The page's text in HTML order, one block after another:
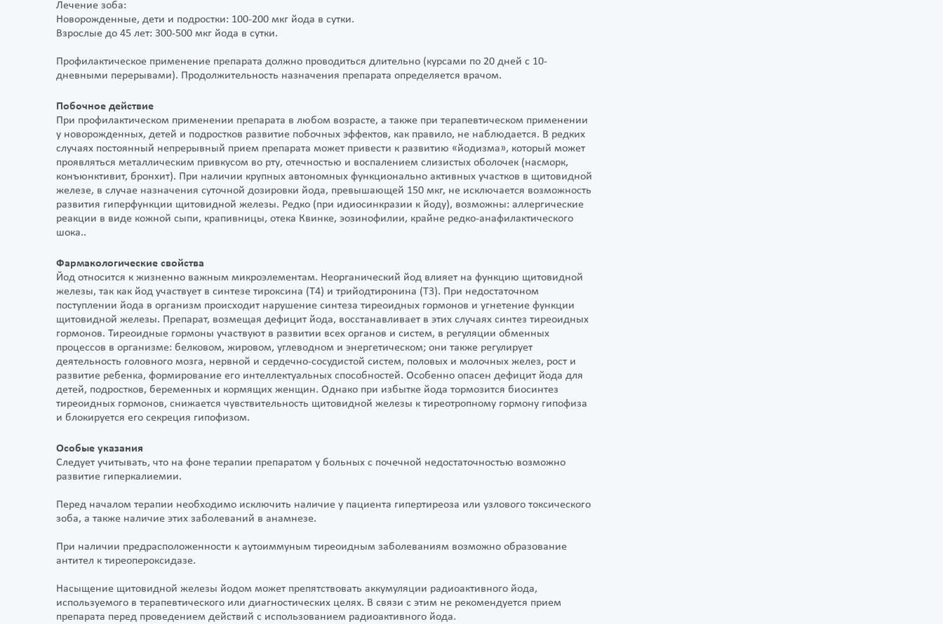
Лечение зоба:
Новорожденные, дети и подростки: 100-200 мкг йода в сутки.
Взрослые до 45 лет: 300-500 мкг йода в сутки.
Профилактическое применение препарата должно проводиться длительно (курсами по 20 дней с 10-
дневными перерывами). Продолжительность назначения препарата определяется врачом.
Побочное действие
При профилактическом применении препарата в любом возрасте, а также при терапевтическом применении
у новорожденных, детей и подростков развитие побочных эффектов, как правило, не наблюдается. В редких
случаях постоянный непрерывный прием препарата может привести к развитию «йодизма», который может
проявляться металлическим привкусом во рту, отечностью и воспалением слизистых оболочек (насморк,
конъюнктивит, бронхит). При наличии крупных автономных функционально активных участков в щитовидной
железе, в случае назначения суточной дозировки йода, превышающей 150 мкг, не исключается возможность
развития гиперфункции щитовидной железы. Редко (при идиосинкразии к йоду), возможны: аллергические
реакции в виде кожной сыпи, крапивницы, отека Квинке, эозинофилии, крайне редко-анафилактического
шока..
Фармакологические свойства
Йод относится к жизненно важным микроэлементам. Неорганический йод влияет на функцию щитовидной
железы, так как йод участвует в синтезе тироксина (Т4) и трийодтиронина (Т3). При недостаточном
поступлении йода в организм происходит нарушение синтеза тиреоидных гормонов и угнетение функции
щитовидной железы. Препарат, возмещая дефицит йода, восстанавливает в этих случаях синтез тиреоидных
гормонов. Тиреоидные гормоны участвуют в развитии всех органов и систем, в регуляции обменных
процессов в организме: белковом, жировом, углеводном и энергетическом; они также регулирует
деятельность головного мозга, нервной и сердечно-сосудистой систем, половых и молочных желез, рост и
развитие ребенка, формирование его интеллектуальных способностей. Особенно опасен дефицит йода для
детей, подростков, беременных и кормящих женщин. Однако при избытке йода тормозится биосинтез
тиреоидных гормонов, снижается чувствительность щитовидной железы к тиреотропному гормону гипофиза
и блокируется его секреция гипофизом.
Особые указания
Следует учитывать, что на фоне терапии препаратом у больных с почечной недостаточностью возможно
развитие гиперкалиемии.
Перед началом терапии необходимо исключить наличие у пациента гипертиреоза или узлового токсического
зоба, а также наличие этих заболеваний в анамнезе.
При наличии предрасположенности к аутоиммуным тиреоидным заболеваниям возможно образование
антител к тиреопероксидазе.
Насыщение щитовидной железы йодом может препятствовать аккумуляции радиоактивного йода,
используемого в терапевтического или диагностических целях. В связи с этим не рекомендуется прием
препарата перед проведением действий с использованием радиоактивного йода.